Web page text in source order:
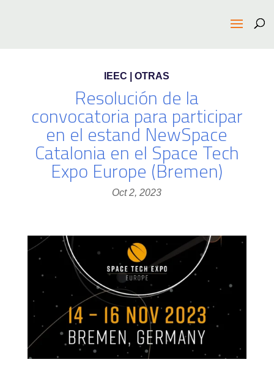
IEEC | OTRAS
Resolución de la
convocatoria para participar
en el estand NewSpace
Catalonia en el Space Tech
Expo Europe (Bremen)
Oct 2, 2023